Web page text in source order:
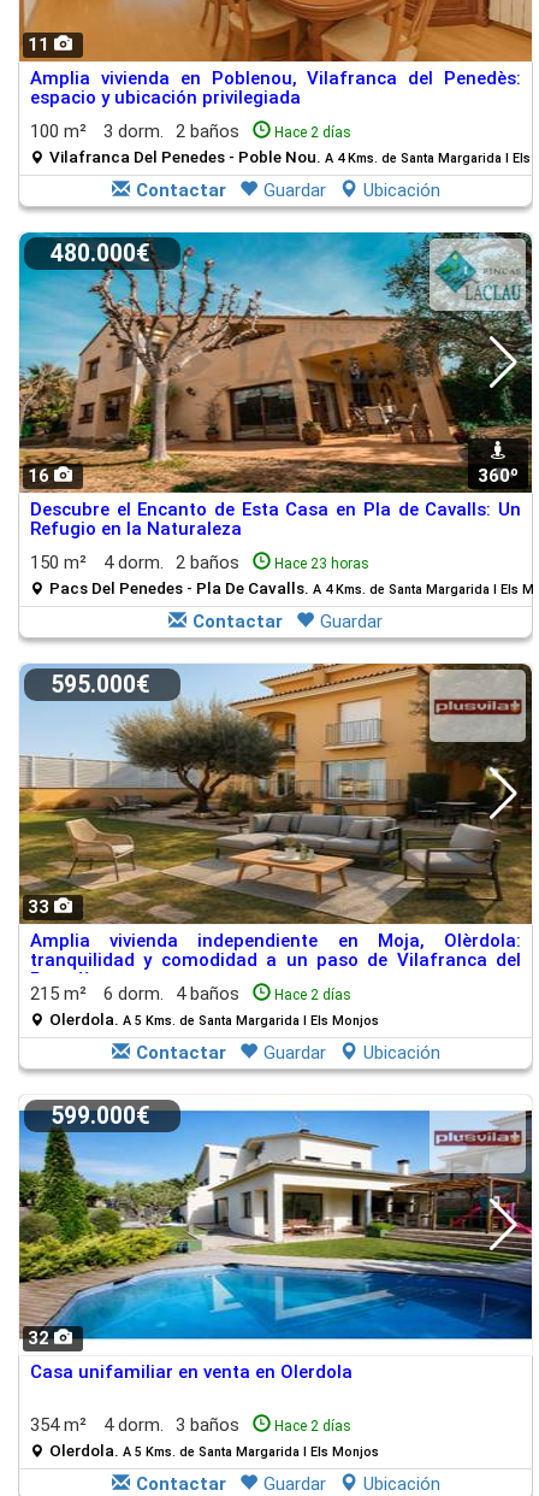
11
Amplia vivienda en Poblenou, Vilafranca del Penedès:
espacio y ubicación privilegiada
100 m²
3 dorm. 2 baños Hace 2 días
Vilafranca Del Penedes - Poble Nou. A 4 Kms. de Santa Margarida I Els
Contactar Guardar Ubicación
16 1
360º
480.000€
Descubre el Encanto de Esta Casa en Pla de Cavalls: Un
Refugio en la Naturaleza
150 m²
4 dorm. 2 baños Hace 23 horas
Pacs Del Penedes - Pla De Cavalls. A 4 Kms. de Santa Margarida I Els
Contactar Guardar
33
595.000€
Amplia vivienda independiente en Moja, Olèrdola:
tranquilidad y comodidad a un paso de Vilafranca del
Penedès
215 m² 6 dorm. 4 baños Hace 2 días
Olerdola. A 5 Kms. de Santa Margarida I Els Monjos
Contactar Guardar Ubicación
32
599.000€
Casa unifamiliar en venta en Olerdola
354 m² 4 dorm. 3 baños Hace 2 días
Olerdola. A 5 Kms. de Santa Margarida I Els Monjos
Contactar Guardar Ubicación